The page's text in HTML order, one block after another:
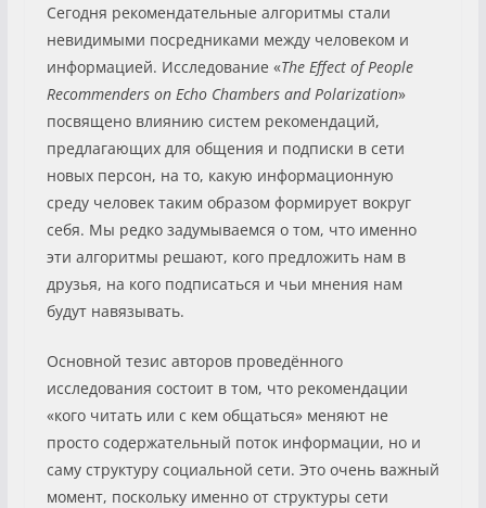
Сегодня рекомендательные алгоритмы стали
невидимыми посредниками между человеком и
информацией. Исследование «The Effect of People
Recommenders on Echo Chambers and Polarization»
посвящено влиянию систем рекомендаций,
предлагающих для общения и подписки в сети
новых персон, на то, какую информационную
среду человек таким образом формирует вокруг
себя. Мы редко задумываемся о том, что именно
эти алгоритмы решают, кого предложить нам в
друзья, на кого подписаться и чьи мнения нам
будут навязывать.
Основной тезис авторов проведённого
исследования состоит в том, что рекомендации
«кого читать или с кем общаться» меняют не
просто содержательный поток информации, но и
саму структуру социальной сети. Это очень важный
момент, поскольку именно от структуры сети